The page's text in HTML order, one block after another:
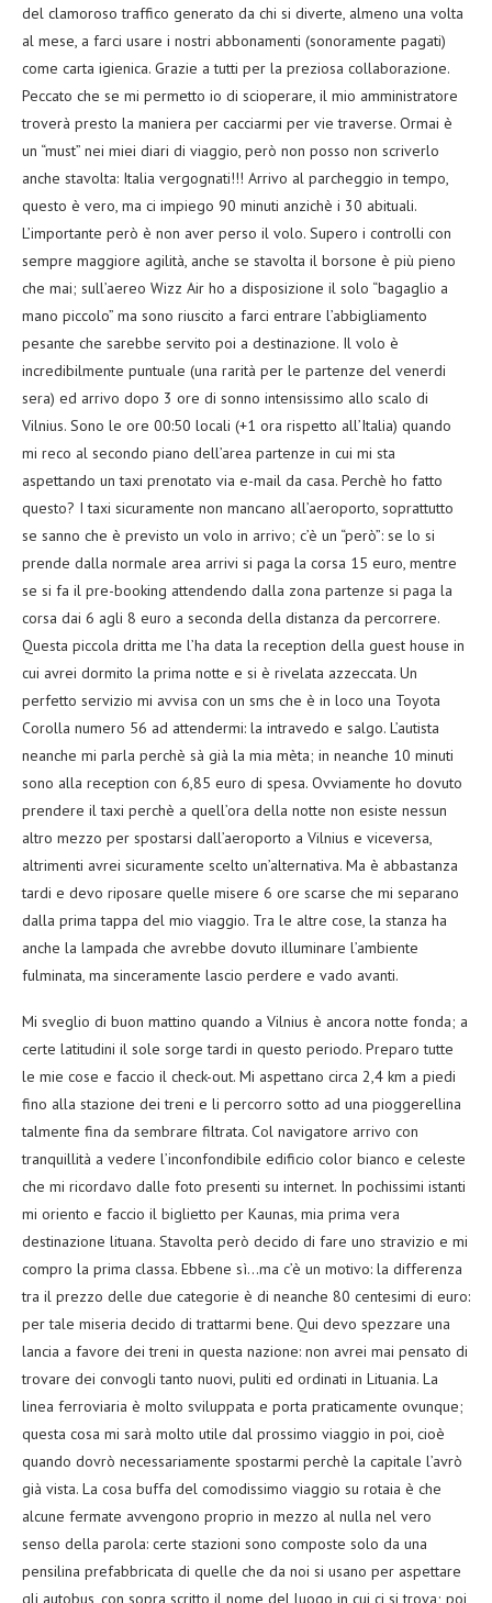
del clamoroso traffico generato da chi si diverte, almeno una volta
al mese, a farci usare i nostri abbonamenti (sonoramente pagati)
come carta igienica. Grazie a tutti per la preziosa collaborazione.
Peccato che se mi permetto io di scioperare, il mio amministratore
troverà presto la maniera per cacciarmi per vie traverse. Ormai è
un “must” nei miei diari di viaggio, però non posso non scriverlo
anche stavolta: Italia vergognati!!! Arrivo al parcheggio in tempo,
questo è vero, ma ci impiego 90 minuti anzichè i 30 abituali.
L’importante però è non aver perso il volo. Supero i controlli con
sempre maggiore agilità, anche se stavolta il borsone è più pieno
che mai; sull’aereo Wizz Air ho a disposizione il solo “bagaglio a
mano piccolo” ma sono riuscito a farci entrare l’abbigliamento
pesante che sarebbe servito poi a destinazione. Il volo è
incredibilmente puntuale (una rarità per le partenze del venerdi
sera) ed arrivo dopo 3 ore di sonno intensissimo allo scalo di
Vilnius. Sono le ore 00:50 locali (+1 ora rispetto all’Italia) quando
mi reco al secondo piano dell’area partenze in cui mi sta
aspettando un taxi prenotato via e-mail da casa. Perchè ho fatto
questo? I taxi sicuramente non mancano all’aeroporto, soprattutto
se sanno che è previsto un volo in arrivo; c’è un “però”: se lo si
prende dalla normale area arrivi si paga la corsa 15 euro, mentre
se si fa il pre-booking attendendo dalla zona partenze si paga la
corsa dai 6 agli 8 euro a seconda della distanza da percorrere.
Questa piccola dritta me l’ha data la reception della guest house in
cui avrei dormito la prima notte e si è rivelata azzeccata. Un
perfetto servizio mi avvisa con un sms che è in loco una Toyota
Corolla numero 56 ad attendermi: la intravedo e salgo. L’autista
neanche mi parla perchè sà già la mia mèta; in neanche 10 minuti
sono alla reception con 6,85 euro di spesa. Ovviamente ho dovuto
prendere il taxi perchè a quell’ora della notte non esiste nessun
altro mezzo per spostarsi dall’aeroporto a Vilnius e viceversa,
altrimenti avrei sicuramente scelto un’alternativa. Ma è abbastanza
tardi e devo riposare quelle misere 6 ore scarse che mi separano
dalla prima tappa del mio viaggio. Tra le altre cose, la stanza ha
anche la lampada che avrebbe dovuto illuminare l’ambiente
fulminata, ma sinceramente lascio perdere e vado avanti.
Mi sveglio di buon mattino quando a Vilnius è ancora notte fonda; a
certe latitudini il sole sorge tardi in questo periodo. Preparo tutte
le mie cose e faccio il check-out. Mi aspettano circa 2,4 km a piedi
fino alla stazione dei treni e li percorro sotto ad una pioggerellina
talmente fina da sembrare filtrata. Col navigatore arrivo con
tranquillità a vedere l’inconfondibile edificio color bianco e celeste
che mi ricordavo dalle foto presenti su internet. In pochissimi istanti
mi oriento e faccio il biglietto per Kaunas, mia prima vera
destinazione lituana. Stavolta però decido di fare uno stravizio e mi
compro la prima classa. Ebbene sì…ma c’è un motivo: la differenza
tra il prezzo delle due categorie è di neanche 80 centesimi di euro:
per tale miseria decido di trattarmi bene. Qui devo spezzare una
lancia a favore dei treni in questa nazione: non avrei mai pensato di
trovare dei convogli tanto nuovi, puliti ed ordinati in Lituania. La
linea ferroviaria è molto sviluppata e porta praticamente ovunque;
questa cosa mi sarà molto utile dal prossimo viaggio in poi, cioè
quando dovrò necessariamente spostarmi perchè la capitale l’avrò
già vista. La cosa buffa del comodissimo viaggio su rotaia è che
alcune fermate avvengono proprio in mezzo al nulla nel vero
senso della parola: certe stazioni sono composte solo da una
pensilina prefabbricata di quelle che da noi si usano per aspettare
gli autobus, con sopra scritto il nome del luogo in cui ci si trova; poi